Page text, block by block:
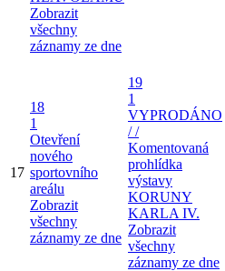
Zobrazit
všechny
záznamy ze dne
17
18
1
Otevření
nového
sportovního
areálu
Zobrazit
všechny
záznamy ze dne
19
1
VYPRODÁNO
/ /
Komentovaná
prohlídka
výstavy
KORUNY
KARLA IV.
Zobrazit
všechny
záznamy ze dne